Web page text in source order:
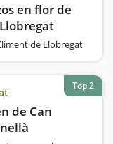
en flor de
de Llobregat
sólo 20 minutos de
para pasear
de Can
Top 2